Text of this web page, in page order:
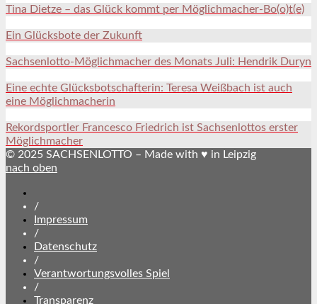
Tina Dietze – das Glück kommt per Möglichmacher-Bo(o)t(e)
Ein Glücksbote der Zukunft
Sachsenlotto-Möglichmacher des Monats Juli: Hendrik Duryn
Eine echte Glücksbotschafterin: Teresa Weißbach ist auch
eine Möglichmacherin
Rekordsportler Francesco Friedrich ist Sachsenlottos erster
Möglichmacher
© 2025 SACHSENLOTTO – Made with ♥ in Leipzig
nach oben
abonnieren
/
Impressum
/
Datenschutz
/
Verantwortungsvolles Spiel
/
Transparenz